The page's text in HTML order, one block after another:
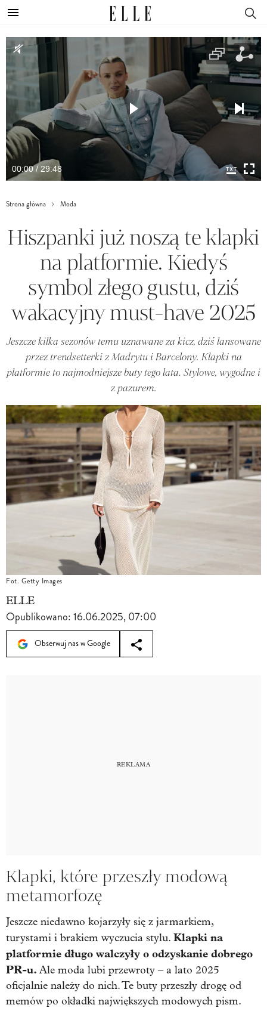
00:00 / 29:48
Strona główna Moda
Hiszpanki już noszą te klapki
na platformie. Kiedyś
symbol złego gustu, dziś
wakacyjny must-have 2025
Jeszcze kilka sezonów temu uznawane za kicz, dziś lansowane
przez trendsetterki z Madrytu i Barcelony. Klapki na
platformie to najmodniejsze buty tego lata. Stylowe, wygodne i
z pazurem.
Fot. Getty Images
ELLE
Opublikowano:16.06.2025, 07:00
Obserwuj nas w Google
Klapki, które przeszły modową
metamorfozę
Jeszcze niedawno kojarzyły się z jarmarkiem,
turystami i brakiem wyczucia stylu. Klapki na
platformie długo walczyły o odzyskanie dobrego
PR-u. Ale moda lubi przewroty – a lato 2025
oficjalnie należy do nich. Te buty przeszły drogę od
memów po okładki największych modowych pism.